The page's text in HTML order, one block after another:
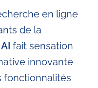
en ligne
de la
fait sensation
innovante
fonctionnalités